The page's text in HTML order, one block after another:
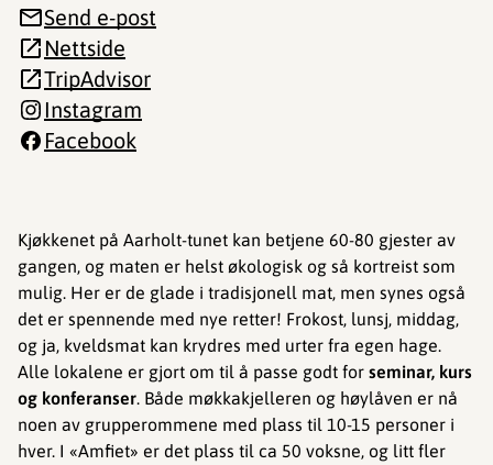
Kjøkkenet på Aarholt-tunet kan betjene 60-80 gjester av
gangen, og maten er helst økologisk og så kortreist som
mulig. Her er de glade i tradisjonell mat, men synes også
det er spennende med nye retter! Frokost, lunsj, middag,
og ja, kveldsmat kan krydres med urter fra egen hage.
Alle lokalene er gjort om til å passe godt for seminar, kurs
og konferanser. Både møkkakjelleren og høylåven er nå
noen av grupperommene med plass til 10-15 personer i
hver. I «Amfiet» er det plass til ca 50 voksne, og litt fler
Send e-post
Nettside
TripAdvisor
Instagram
Facebook